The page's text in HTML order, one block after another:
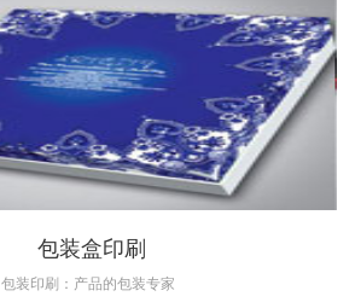
包装盒印刷
包装印刷：产品的包装专家